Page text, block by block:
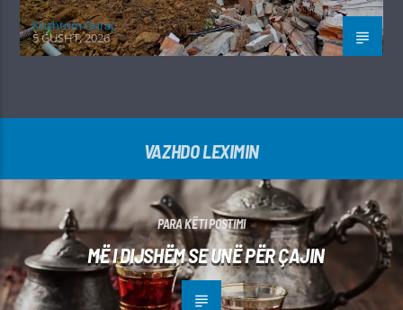
Kushtrim Guraj
5 GUSHT, 2026
VAZHDO LEXIMIN
PARA KËTI POSTIMI
MË I DIJSHËM SE UNË PËR ÇAJIN